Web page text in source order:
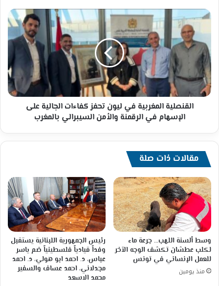
كيرالا
القنصلية
المغربية
في
ليون
تحفز
كفاءات
الجالية
على
الإسهام
السيبرالي
القنصلية المغربية في ليون تحفز كفاءات الجالية على
الإسهام في الرقمنة والأمن السيبرالي بالمغرب
مقالات ذات صلة
وسط ألسنة اللهب… جرعة ماء
لكلب عطشان تكشف الوجه الآخر
للعمل الإنساني في تونس
منذ يومين
رئيس الجمهورية اللبنانية يستقبل
وفداً قيادياً فلسطينياً ضم ياسر
عباس، د. احمد ابو هولي، د. احمد
مجدلاني، احمد عساف والسفير
محمد الاسعد